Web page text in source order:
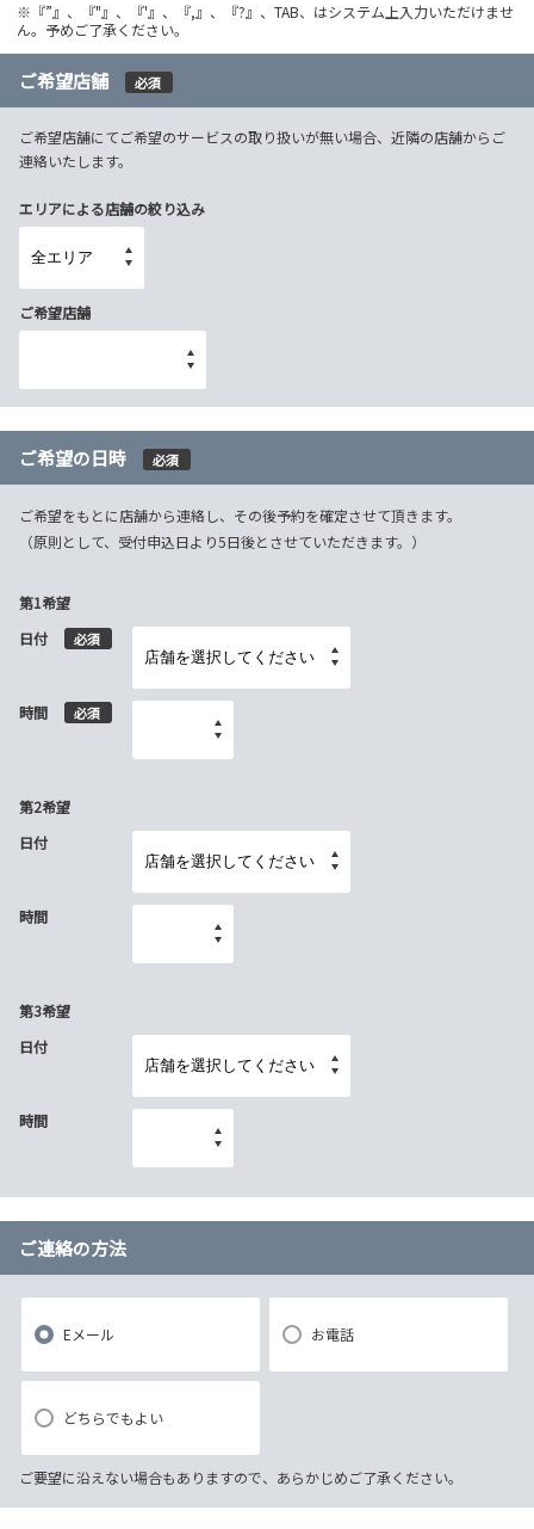
※『”』、『"』、『'』、『,』、『?』、TAB、はシステム上入力いただけませ
ん。予めご了承ください。
ご希望店舗 必須
ご希望店舗にてご希望のサービスの取り扱いが無い場合、近隣の店舗からご
連絡いたします。
エリアによる店舗の絞り込み
ご希望店舗
ご希望の日時 必須
ご希望をもとに店舗から連絡し、その後予約を確定させて頂きます。
（原則として、受付申込日より5日後とさせていただきます。）
第1希望
日付
必須
時間 必須
第2希望
日付
時間
第3希望
日付
時間
ご連絡の方法
Eメール お電話
どちらでもよい
ご要望に沿えない場合もありますので、あらかじめご了承ください。